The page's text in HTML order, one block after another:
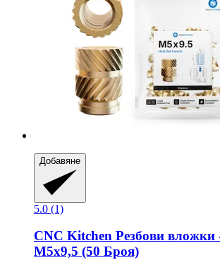
Добавяне
5.0 (1)
CNC Kitchen Резбови
M5x9,5 (50 Броя)